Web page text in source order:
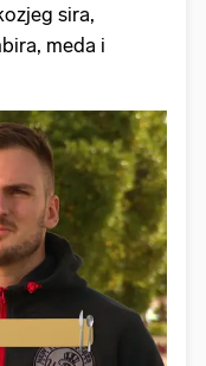
sira,
meda i